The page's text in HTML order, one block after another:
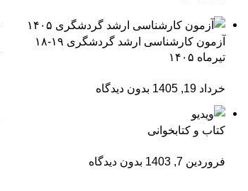
آزمون کارشناسی ارشد گردشگری ۱۹-۱۸
تیرماه ۱۴۰۵
خرداد 19, 1405 بدون دیدگاه
کتاب و کتابخوانی
فروردین 7, 1403 بدون دیدگاه